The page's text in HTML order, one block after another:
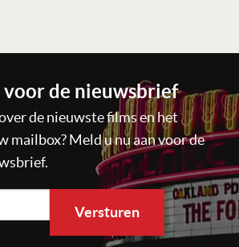
voor de nieuwsbrief
de nieuwste films en het
mailbox? Meld u nu aan voor de